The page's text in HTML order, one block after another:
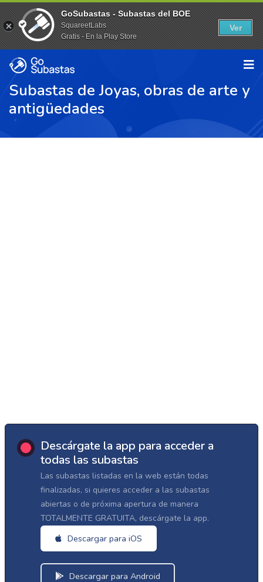
Subastas de Joyas, obras de arte y
antigüedades
Descárgate la app para acceder a
todas las subastas
Las subastas listadas en la web están todas
finalizadas, si quieres acceder a las subastas
abiertas o de próxima apertura de manera
TOTALMENTE GRATUITA, descárgate la app.
Descargar para iOS
Descargar para Android
GoSubastas - Subastas del BOE
SquareetLabs
Gratis - En la Play Store
Ver